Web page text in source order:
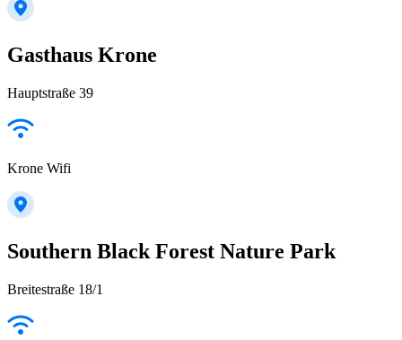
Gasthaus Krone
Hauptstraße 39
Krone Wifi
Southern Black Forest Nature Park
Breitestraße 18/1